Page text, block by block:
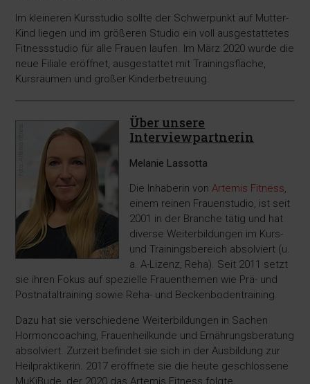
Im kleineren Kursstudio sollte der Schwerpunkt auf Mutter-
Kind liegen und im größeren Studio ein voll ausgestattetes
Fitnessstudio für alle Frauen laufen. Im März 2020 wurde die
neue Filiale eröffnet, ausgestattet mit Trainingsfläche,
Kursräumen und großer Kinderbetreuung.
Über unsere
Interviewpartnerin
Melanie Lassotta
Die Inhaberin vonArtemis Fitness,
einem reinen Frauenstudio, ist seit
2001 in der Branche tätig und hat
diverse Weiterbildungen im Kurs-
und Trainingsbereich absolviert (u.
a. A-Lizenz, Reha). Seit 2011 setzt
sie ihren Fokus auf spezielle Frauenthemen wie Prä- und
Postnataltraining sowie Reha- und Beckenbodentraining.
Dazu hat sie verschiedene Weiterbildungen in Sachen
Hormoncoaching, Frauenheilkunde und Ernährungsberatung
absolviert. Zurzeit befindet sie sich in der Ausbildung zur
Heilpraktikerin. 2017 eröffnete sie die heute geschlossene
MuKiBude, der 2020 das Artemis Fitness folgte.